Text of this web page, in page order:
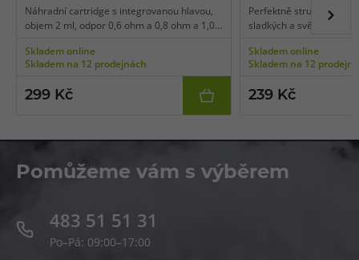
Náhradní cartridge s integrovanou hlavou,
objem 2 ml, odpor 0,6 ohm a 0,8 ohm a 1,0
části, vhodné pro MTL/RDL vaping, 3ks v
balení.
Skladem online
Skladem na 12 prodejnách
299 Kč
Perfektně
sladkých a svěžích
Ice. Hlavní složkou je
jemně natrpklé kiwi,
Vše je potom v závěru
Skladem online
Skladem na 12
239 Kč
Pomůžeme vám s výběrem
483 51 51 31
Po–Pá: 09:00–17:00